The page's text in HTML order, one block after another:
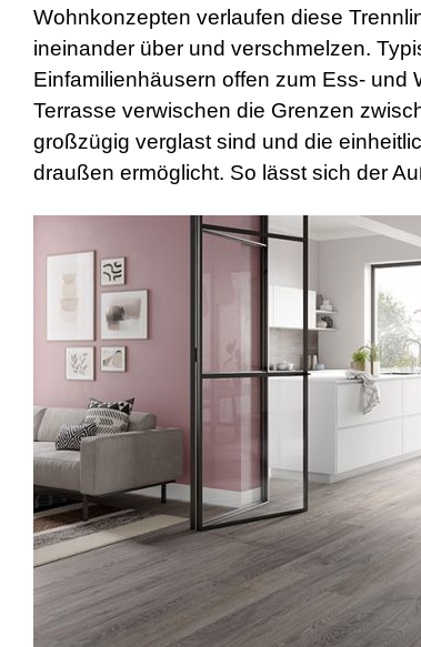
Wohnkonzepten verlaufen diese
ineinander über und verschmelzen.
Einfamilienhäusern offen zum Ess- und
Terrasse verwischen die Grenzen
großzügig verglast sind und die
draußen ermöglicht. So lässt sich der